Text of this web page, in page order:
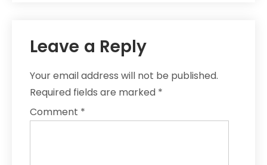
Leave a Reply
Your email address will not be published.
Required fields are marked *
Comment *